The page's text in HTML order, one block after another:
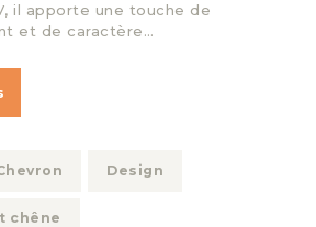
il apporte une touche de
et de caractère…
Design
chêne